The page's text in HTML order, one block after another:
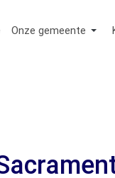
Onze gemeente